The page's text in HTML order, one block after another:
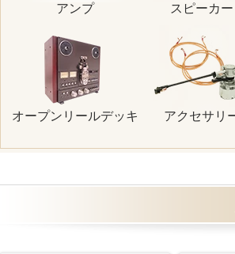
アンプ スピーカー
オープンリールデッキ アクセサリ